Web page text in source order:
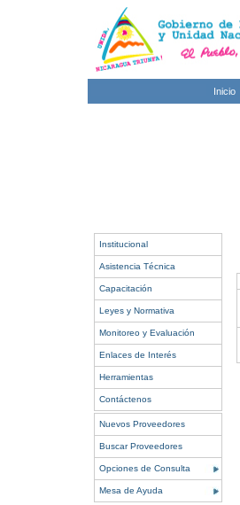
Inicio
Institucional
Asistencia Técnica
Capacitación
Leyes y Normativa
Monitoreo y Evaluación
Enlaces de Interés
Herramientas
Contáctenos
Nuevos Proveedores
Buscar Proveedores
Opciones de Consulta
Mesa de Ayuda